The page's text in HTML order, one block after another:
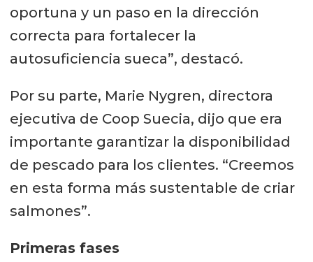
oportuna y un paso en la dirección
correcta para fortalecer la
autosuficiencia sueca”, destacó.
Por su parte, Marie Nygren, directora
ejecutiva de Coop Suecia, dijo que era
importante garantizar la disponibilidad
de pescado para los clientes. “Creemos
en esta forma más sustentable de criar
salmones”.
Primeras fases